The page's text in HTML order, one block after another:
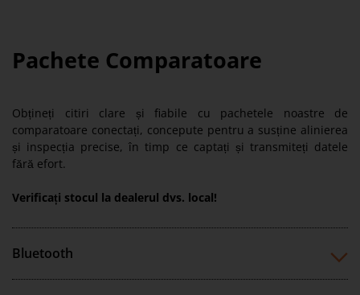
Pachete Comparatoare
Obțineți citiri clare și fiabile cu pachetele noastre de
comparatoare conectați, concepute pentru a susține alinierea
și inspecția precise, în timp ce captați și transmiteți datele
fără efort.
Verificați stocul la dealerul dvs. local!
Bluetooth